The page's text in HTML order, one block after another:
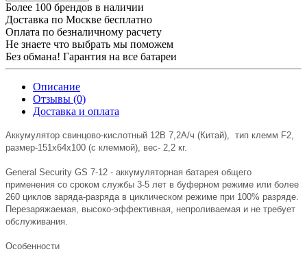
Более 100 брендов в наличии
Доставка по Москве бесплатно
Оплата по безналичному расчету
Не знаете что выбрать мы поможем
Без обмана! Гарантия на все батареи
Описание
Отзывы (0)
Доставка и оплата
Аккумулятор свинцово-кислотный 12В 7,2А/ч (Китай), тип клемм F2,
размер-151x64x100 (с клеммой), вес- 2,2 кг.
General Security GS 7-12 - аккумуляторная батарея общего
применения со сроком службы 3-5 лет в буферном режиме или более
260 циклов заряда-разряда в циклическом режиме при 100% разряде.
Перезаряжаемая, высоко-эффективная, непроливаемая и не требует
обслуживания.
Особенности